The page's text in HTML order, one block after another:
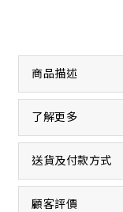
商品描述
了解更多
送貨及付款方式
顧客評價